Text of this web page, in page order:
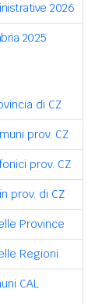
2026
2025
di CZ
prov. CZ
prov. CZ
prov. di CZ
Province
Regioni
CAL